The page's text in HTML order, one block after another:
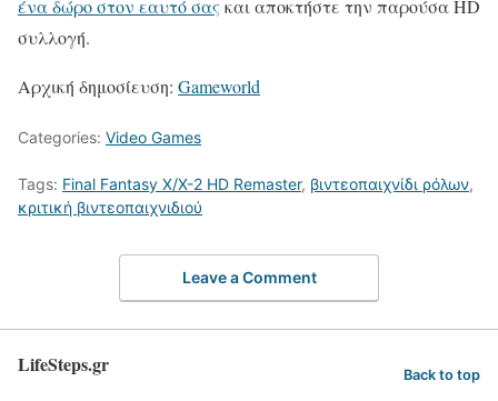
ένα δώρο στον εαυτό σας και αποκτήστε την παρούσα HD
συλλογή.
Αρχική δημοσίευση: Gameworld
Categories: Video Games
Tags: Final Fantasy X/X-2 HD Remaster, βιντεοπαιχνίδι ρόλων,
κριτική βιντεοπαιχνιδιού
Leave a Comment
LifeSteps.gr Back to top